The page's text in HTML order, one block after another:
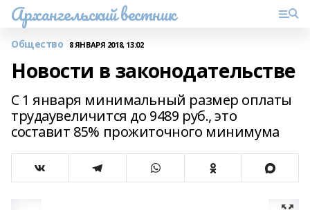
Архангельский вестник
Общество 8 ЯНВАРЯ 2018, 13:02
Новости в законодательстве
С 1 января минимальный размер оплаты
трудаувеличится до 9489 руб., это
составит 85% прожиточного минимума